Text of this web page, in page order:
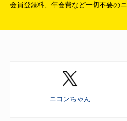
会員登録料、年会費など一切不要の
ニコンちゃん